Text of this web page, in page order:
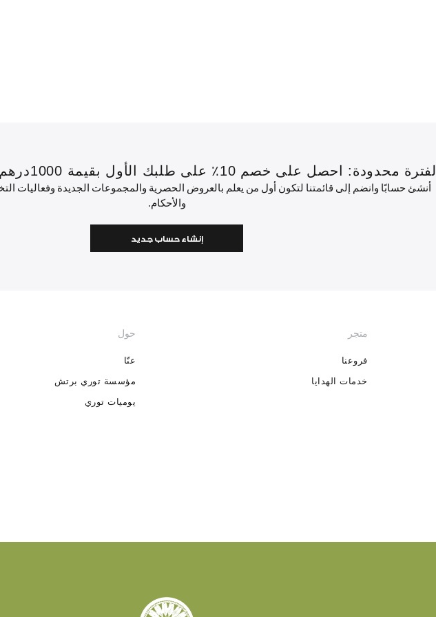
لفترة محدودة: احصل على خصم 10٪ على طلبك الأول بقيمة 1000درهم إماراتي أو أكثر.
أنشئ حسابًا وانضم إلى قائمتنا لتكون أول من يعلم بالعروض الحصرية والمجموعات الجديدة وفعاليات
والأحكام.
إنشاء حساب جديد
متجر
فروعنا
خدمات الهدايا
حول
عنّا
مؤسسة توري برتش
يوميات توري